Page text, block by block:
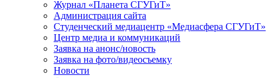
Журнал «Планета СГУГиТ»
Администрация сайта
Студенческий медиацентр «Медиасфера СГУГиТ»
Центр медиа и коммуникаций
Заявка на анонс/новость
Заявка на фото/видеосъемку
Новости